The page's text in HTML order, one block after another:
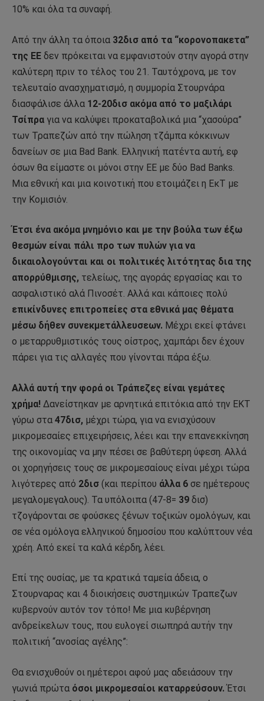
10% και όλα τα συναφή.
Από την άλλη τα όποια 32δισ από τα “κορονοπακετα”
της ΕΕ δεν πρόκειται να εμφανιστούν στην αγορά στην
καλύτερη πριν το τέλος του 21. Ταυτόχρονα, με τον
τελευταίο ανασχηματισμό, η συμμορία Στουρνάρα
διασφάλισε άλλα 12-20δισ ακόμα από το μαξιλάρι
Τσίπρα για να καλύψει προκαταβολικά μια “χασούρα”
των Τραπεζών από την πώληση τζάμπα κόκκινων
δανείων σε μια Bad Bank. Ελληνική πατέντα αυτή, εφ
όσων θα είμαστε οι μόνοι στην ΕΕ με δύο Bad Banks.
Μια εθνική και μια κοινοτική που ετοιμάζει η ΕκΤ με
την Κομισιόν.
Έτσι ένα ακόμα μνημόνιο και με την βούλα των έξω
θεσμών είναι πάλι προ των πυλών για να
δικαιολογούνται και οι πολιτικές λιτότητας δια της
απορρύθμισης, τελείως, της αγοράς εργασίας και το
ασφαλιστικό αλά Πινοσέτ. Αλλά και κάποιες πολύ
επικίνδυνες επιτροπείες στα εθνικά μας θέματα
μέσω δήθεν συνεκμετάλλευσεων. Μέχρι εκεί φτάνει
ο μεταρρυθμιστικός τους οίστρος, χαμπάρι δεν έχουν
πάρει για τις αλλαγές που γίνονται πάρα έξω.
Αλλά αυτή την φορά οι Τράπεζες είναι γεμάτες
χρήμα! Δανείστηκαν με αρνητικά επιτόκια από την ΕΚΤ
γύρω στα 47δισ, μέχρι τώρα, για να ενισχύσουν
μικρομεσαίες επιχειρήσεις, λέει και την επανεκκίνηση
της οικονομίας να μην πέσει σε βαθύτερη ύφεση. Αλλά
οι χορηγήσεις τους σε μικρομεσαίους είναι μέχρι τώρα
λιγότερες από 2δισ (και περίπου άλλα 6 σε ημέτερους
μεγαλομεγαλους). Τα υπόλοιπα (47-8= 39 δισ)
τζογάρονται σε φούσκες ξένων τοξικών ομολόγων, και
σε νέα ομόλογα ελληνικού δημοσίου που καλύπτουν νέα
χρέη. Από εκεί τα καλά κέρδη, λέει.
Επί της ουσίας, με τα κρατικά ταμεία άδεια, ο
Στουρναρας και 4 διοικήσεις συστημικών Τραπεζων
κυβερνούν αυτόν τον τόπο! Με μια κυβέρνηση
ανδρείκελων τους, που ευλογεί σιωπηρά αυτήν την
πολιτική “ανοσίας αγέλης”:
Θα ενισχυθούν οι ημέτεροι αφού μας αδειάσουν την
γωνιά πρώτα όσοι μικρομεσαίοι καταρρεύσουν. Έτσι